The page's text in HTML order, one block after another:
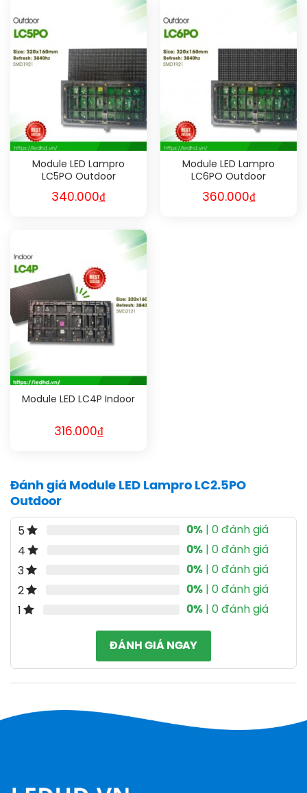
Module LED Lampro
LC5PO Outdoor
340.000₫
Module LED Lampro
LC6PO Outdoor
360.000₫
Module LED LC4P Indoor
316.000₫
Đánh giá Module LED Lampro LC2.5PO
Outdoor
5 0% | 0 đánh giá
4
0% | 0 đánh giá
3
0% | 0 đánh giá
2
0% | 0 đánh giá
1
0% | 0 đánh giá
ĐÁNH GIÁ NGAY